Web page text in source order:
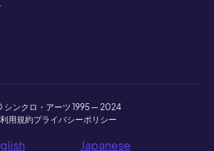
シンクロ・アーツ 1995 — 2024
利用規約プライバシーポリシー
Japanese